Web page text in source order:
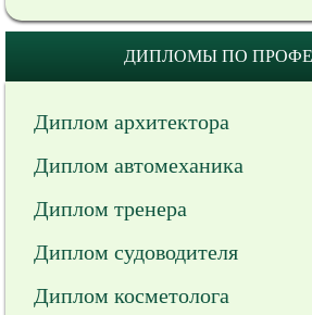
ДИПЛОМЫ ПО
Диплом архитектора
Диплом автомеханика
Диплом тренера
Диплом судоводителя
Диплом косметолога